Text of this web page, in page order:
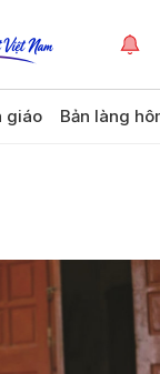
giáo Bản làng